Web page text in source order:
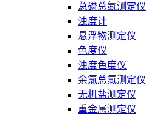
总磷总氮测定仪
浊度计
悬浮物测定仪
色度仪
浊度色度仪
余氯总氯测定仪
无机盐测定仪
重金属测定仪